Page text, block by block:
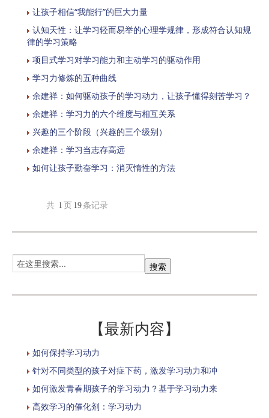
让孩子相信“我能行”的巨大力量
认知天性：让学习轻而易举的心理学规律，形成符合认知规
律的学习策略
项目式学习对学习能力和主动学习的驱动作用
学习力修炼的五种曲线
余建祥：如何驱动孩子的学习动力，让孩子懂得刻苦学习？
余建祥：学习力的六个维度与相互关系
兴趣的三个阶段（兴趣的三个级别）
余建祥：学习当志存高远
如何让孩子勤奋学习：消灭惰性的方法
共 1 页 19 条记录
【最新内容】
如何保持学习动力
针对不同类型的孩子对症下药，激发学习动力和冲
如何激发青春期孩子的学习动力？基于学习动力来
高效学习的催化剂：学习动力